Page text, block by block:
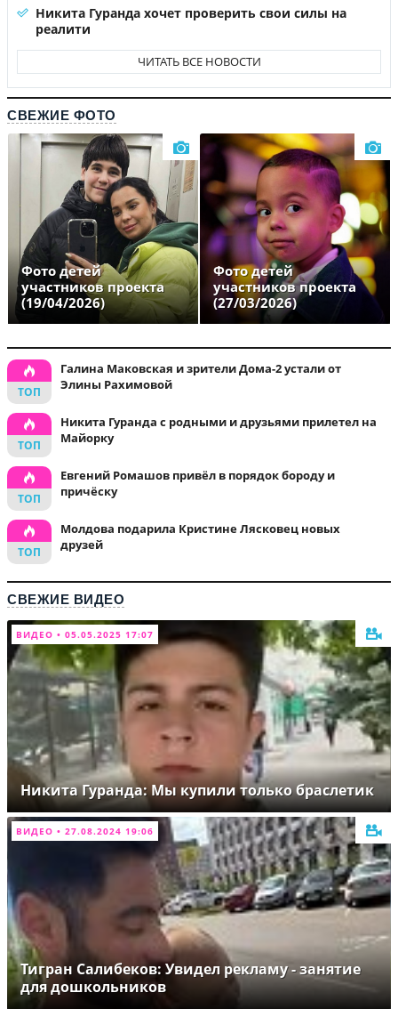
Никита Гуранда хочет проверить свои силы на
реалити
ЧИТАТЬ ВСЕ НОВОСТИ
СВЕЖИЕ ФОТО
Фото детей
участников проекта
(19/04/2026)
Фото детей
участников проекта
(27/03/2026)
Галина Маковская и зрители Дома-2 устали от
Элины Рахимовой
Никита Гуранда с родными и друзьями прилетел на
Майорку
Евгений Ромашов привёл в порядок бороду и
причёску
Молдова подарила Кристине Лясковец новых
друзей
СВЕЖИЕ ВИДЕО
ВИДЕО • 05.05.2025 17:07
Никита Гуранда: Мы купили только браслетик
ВИДЕО • 27.08.2024 19:06
Тигран Салибеков: Увидел рекламу - занятие
для дошкольников